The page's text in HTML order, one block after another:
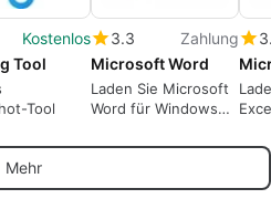
Kostenlos
Tool
Tool
3.3
Zahlung
Microsoft Word
Laden Sie Microsoft
Word für Windows
ikonische
bereit für den
Mehr